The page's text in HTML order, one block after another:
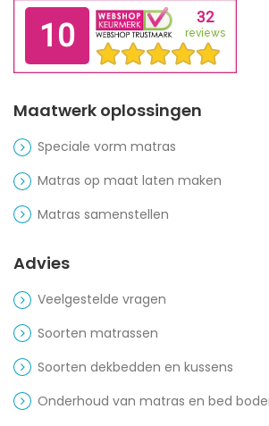
Maatwerk oplossingen
Speciale vorm matras
Matras op maat laten maken
Matras samenstellen
Advies
Veelgestelde vragen
Soorten matrassen
Soorten dekbedden en kussens
Onderhoud van matras en bed